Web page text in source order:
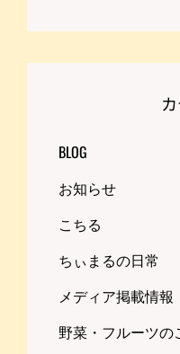
BLOG
お知らせ
こちる
ちぃまるの日常
メディア掲載情報
野菜・フルーツの